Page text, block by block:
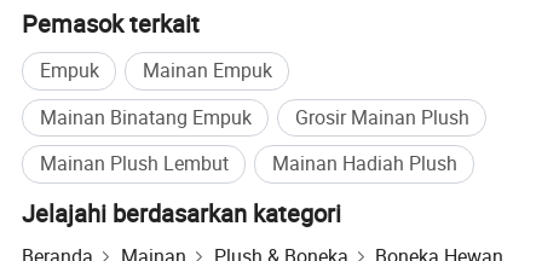
tahun, Anda akan menjadi pelanggan VIP kami. Dan semua
sampel Anda akan bebas; sementara itu waktu sampel akan lebih
singkat daripada biasanya.
E: Pukul berapa sekarang?
Ianya 3-7 hari menurut contoh-contoh berlainan. Jika Anda
menginginkan agar sampel segera dilakukan dalam waktu dua
Pemasok terkait
Empuk
Mainan Empuk
Mainan Binatang Empuk
Grosir Mainan Plush
Mainan Plush Lembut
Mainan Hadiah Plush
Jelajahi berdasarkan kategori